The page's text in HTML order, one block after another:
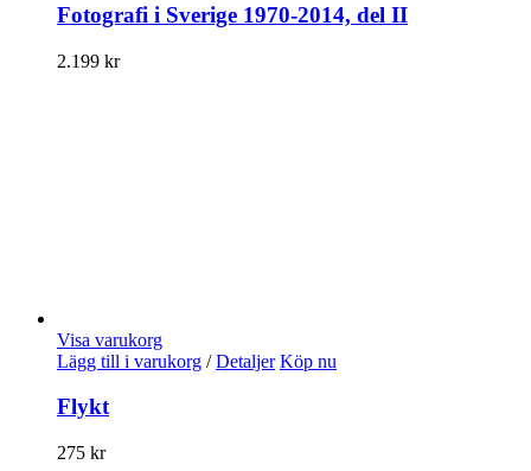
Fotografi i Sverige 1970-2014, del II
2.199 kr
Visa varukorg
Lägg till i varukorg / Detaljer Köp nu
Flykt
275 kr